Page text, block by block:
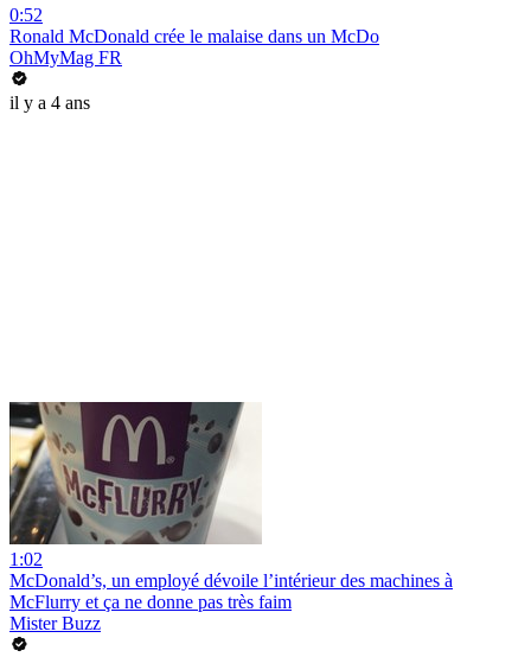
0:52
Ronald McDonald crée le malaise dans un McDo
OhMyMag FR
il y a 4 ans
1:02
McDonald’s, un employé dévoile l’intérieur des machines à
McFlurry et ça ne donne pas très faim
Mister Buzz